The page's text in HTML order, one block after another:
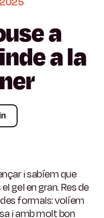
a
ala
i sabíem que
gel en gran. Res de
formals: volíem
i amb molt bon